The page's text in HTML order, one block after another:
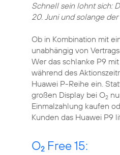
Schnell sein lohnt sich:
20. Juni und solange
Ob in Kombination mit
unabhängig von
Wer das schlanke P9
während des
Huawei P-Reihe ein.
großen Display bei O2
Einmalzahlung kaufen
Kunden das Huawei P9
O2 Free 15: